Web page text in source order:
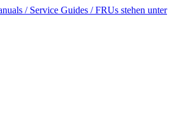
/ Service Guides / FRUs stehen unter